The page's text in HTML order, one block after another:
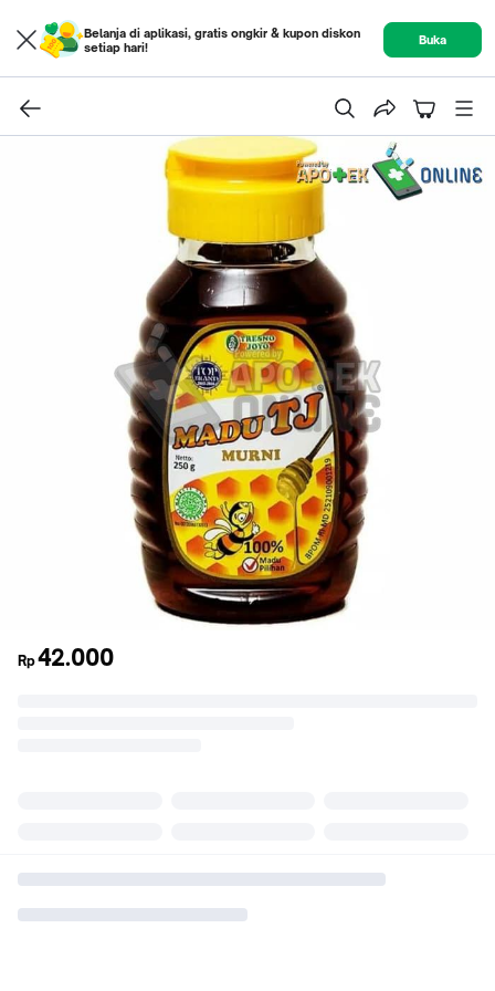
Belanja di aplikasi, gratis ongkir & kupon diskon
setiap hari!
Buka
Rp42.000